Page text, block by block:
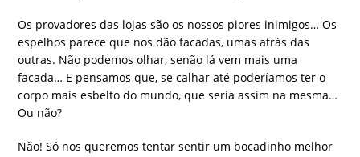
Os provadores das lojas são os nossos piores inimigos… Os
espelhos parece que nos dão facadas, umas atrás das
outras. Não podemos olhar, senão lá vem mais uma
facada… E pensamos que, se calhar até poderíamos ter o
corpo mais esbelto do mundo, que seria assim na mesma…
Ou não?
Não! Só nos queremos tentar sentir um bocadinho melhor